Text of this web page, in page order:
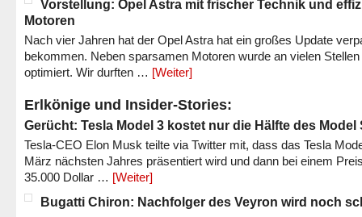
Vorstellung: Opel Astra mit frischer Technik und
Motoren
Nach vier Jahren hat der Opel Astra hat ein großes Update
bekommen. Neben sparsamen Motoren wurde an vielen Stellen
optimiert. Wir durften … [Weiter]
Erlkönige und Insider-Stories:
Gerücht: Tesla Model 3 kostet nur die Hälfte des Model
Tesla-CEO Elon Musk teilte via Twitter mit, dass das Tesla
März nächsten Jahres präsentiert wird und dann bei einem
35.000 Dollar … [Weiter]
Bugatti Chiron: Nachfolger des Veyron wird noch